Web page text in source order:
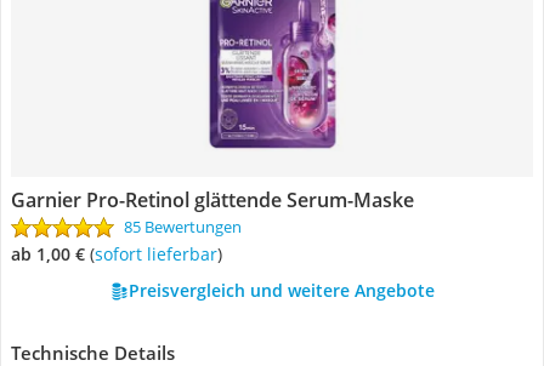
Garnier Pro-Retinol glättende Serum-Maske
85 Bewertungen
ab 1,00 € ( Sofort lieferbar)
Preisvergleich und weitere Angebote
Technische Details